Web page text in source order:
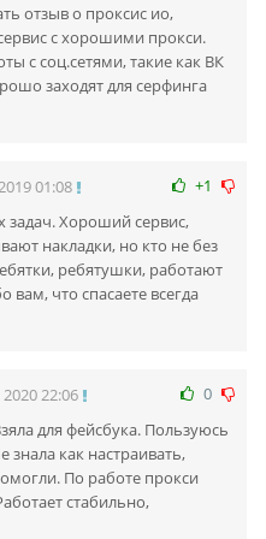
отзыв о проксис ио,
с хорошими прокси.
с соц.сетями, такие как ВК
заходят для серфинга
+1
01:08
задач. Хороший сервис,
накладки, но кто не без
ребятушки, работают
вам, что спасаете всегда
0
22:06
для фейсбука. Пользуюсь
знала как настраивать,
По работе прокси
стабильно,